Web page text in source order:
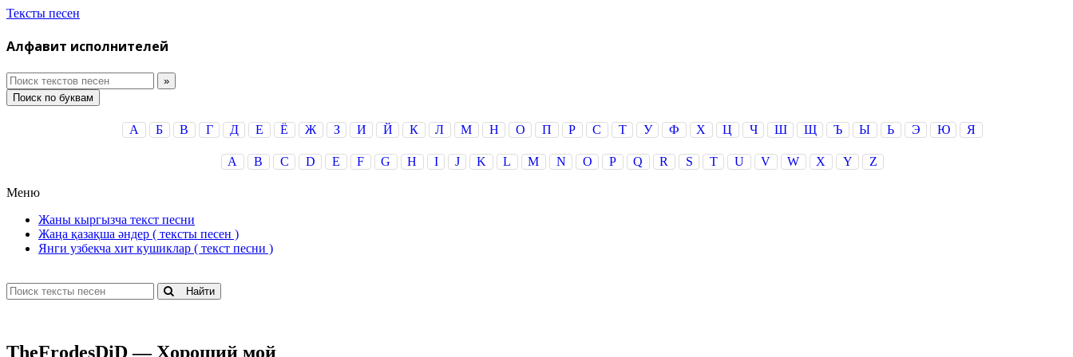
Тексты песен
Алфавит исполнителей
Поиск по буквам
А Б В Г Д Е Ё Ж З И Й К Л М Н О П Р С Т У Ф Х Ц Ч Ш Щ Ъ Ы Ь Э Ю Я
A B C D E F G H I J K L M N O P Q R S T U V W X Y Z
Меню
Жаны кыргызча текст песни
Жаңа қазақша әндер ( тексты песен )
Янги узбекча хит кушиклар ( текст песни )
Найти
ТhеFrоdеsDiD — Xopoший мoй